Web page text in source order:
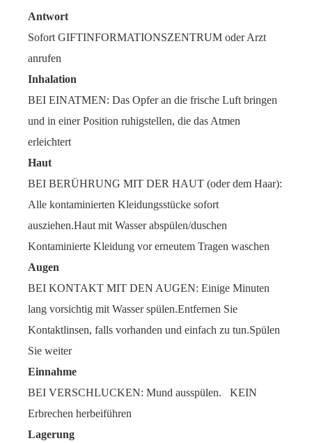
Antwort
Sofort GIFTINFORMATIONSZENTRUM oder Arzt
anrufen
Inhalation
BEI EINATMEN: Das Opfer an die frische Luft bringen
und in einer Position ruhigstellen, die das Atmen
erleichtert
Haut
BEI BERÜHRUNG MIT DER HAUT (oder dem Haar):
Alle kontaminierten Kleidungsstücke sofort
ausziehen.Haut mit Wasser abspülen/duschen
Kontaminierte Kleidung vor erneutem Tragen waschen
Augen
BEI KONTAKT MIT DEN AUGEN: Einige Minuten
lang vorsichtig mit Wasser spülen.Entfernen Sie
Kontaktlinsen, falls vorhanden und einfach zu tun.Spülen
Sie weiter
Einnahme
BEI VERSCHLUCKEN: Mund ausspülen. KEIN
Erbrechen herbeiführen
Lagerung